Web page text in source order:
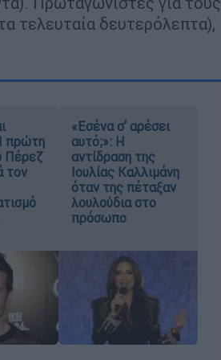
τελευταία δευτερόλεπτα),
πρώτη
Πέρεζ
τον
«Εσένα σ’ αρέσει
αυτό;»: Η
αντίδραση της
Ιουλίας Καλλιμάνη
όταν της πέταξαν
λουλούδια στο
πρόσωπο